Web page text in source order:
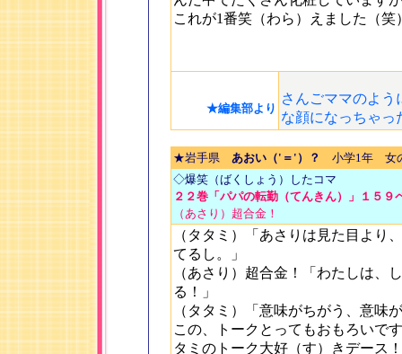
これが1番笑（わら）えました（笑
★編集部より
さんごママのよう
な顔になっちゃっ
★岩手県 あおい（'＝'）？
小学1年 女
◇爆笑（ばくしょう）したコマ
２２巻「パパの転勤（てんきん）」１５９
（あさり）超合金！
（タタミ）「あさりは見た目より
てるし。」
（あさり）超合金！「わたしは、
る！」
（タタミ）「意味がちがう、意味
この、トークとってもおもろいで
タミのトーク大好（す）きデース！